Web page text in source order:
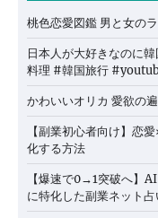
桃色恋愛図鑑 男と女の
日本人が大好きなのに
料理 #韓国旅行
かわいいオリカ 愛欲の
【副業初心者向け】恋
化する方法
【爆速で0→1突破へ】
に特化した副業ネット